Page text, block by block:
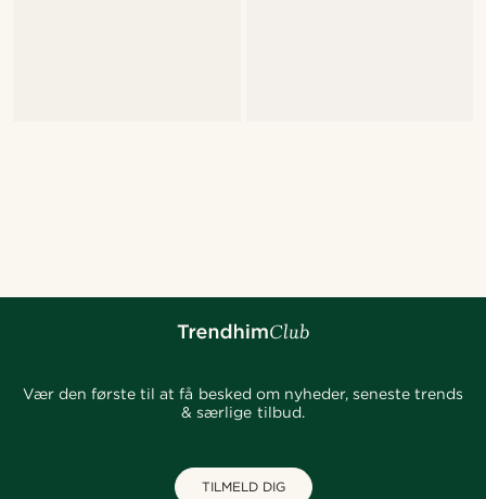
Vær den første til at få besked om nyheder, seneste trends
& særlige tilbud.
TILMELD DIG